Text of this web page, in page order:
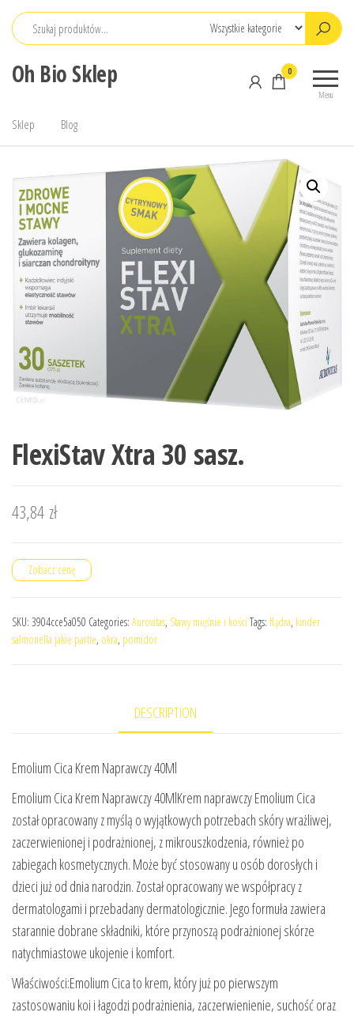
Przejdź
Oh Bio Sklep
Menu
0
Sklep Blog
FlexiStav Xtra 30 sasz.
43,84 zł
Zobacz cenę
SKU: 3904cce5a050 Categories: Aurovitas, Stawy mięśnie i kości Tags: flądra, kinder
salmonella jakie partie, okra, pomidor
DESCRIPTION
Emolium Cica Krem Naprawczy 40Ml
Emolium Cica Krem Naprawczy 40MlKrem naprawczy Emolium Cica
został opracowany z myślą o wyjątkowych potrzebach skóry wrażliwej,
zaczerwienionej i podrażnionej, z mikrouszkodzenia, również po
zabiegach kosmetycznych. Może być stosowany u osób dorosłych i
dzieci już od dnia narodzin. Został opracowany we współpracy z
dermatologami i przebadany dermatologicznie. Jego formuła zawiera
starannie dobrane składniki, które przynoszą podrażnionej skórze
natychmiastowe ukojenie i komfort.
Właściwości:Emolium Cica to krem, który już po pierwszym
zastosowaniu koi i łagodzi podrażnienia, zaczerwienienie, suchość oraz